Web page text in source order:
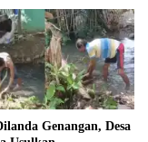
Genangan, Desa